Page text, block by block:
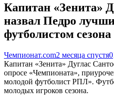
Капитан «Зенита»
назвал Педро
футболистом
Чемпионат.com2 месяца спустя0
Капитан «Зенита» Дуглас
опросе «Чемпионата»,
молодой футболист РПЛ».
молодых игроков сезона.